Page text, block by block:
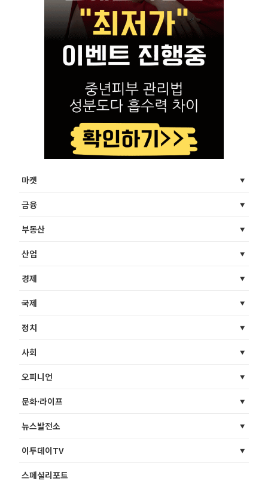
마켓
금융
부동산
산업
경제
국제
정치
사회
오피니언
문화·라이프
뉴스발전소
이투데이TV
스페셜리포트